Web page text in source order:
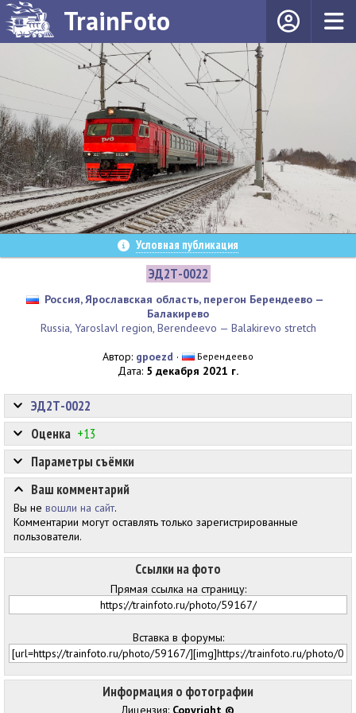
TrainFoto
Условная публикация
ЭД2Т-0022
Россия, Ярославская область, перегон Берендеево —
Балакирево
Russia, Yaroslavl region, Berendeevo — Balakirevo stretch
Автор: gpoezd · Берендеево
Дата: 5 декабря 2021 г.
Информация о фотографии
Лицензия: Copyright ©
Оценка +13
Ссылки на фото
Прямая ссылка на страницу:
Вставка в форумы:
ЭД2Т-0022
Параметры съёмки
Ваш комментарий
Вы не вошли на сайт.
Комментарии могут оставлять только зарегистрированные
пользователи.